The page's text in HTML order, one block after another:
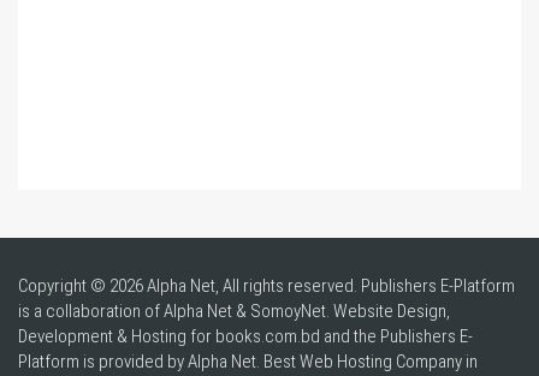
Copyright © 2026 Alpha Net, All rights reserved. Publishers E-Platform
is a collaboration of Alpha Net & SomoyNet. Website Design,
Development & Hosting for books.com.bd and the Publishers E-
Platform is provided by Alpha Net. BestWeb Hosting Company in